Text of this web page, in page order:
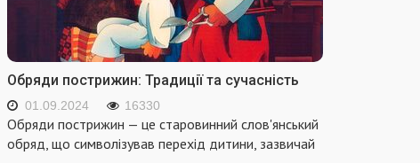
Обряди пострижин: Традиції та сучасність
01.09.2024 16330
Обряди пострижин — це старовинний слов'янський
обряд, що символізував перехід дитини, зазвичай